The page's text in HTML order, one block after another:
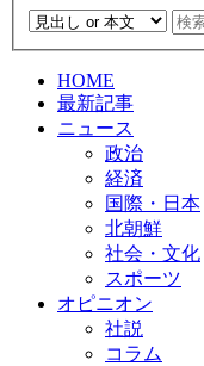
HOME
最新記事
ニュース
政治
経済
国際・日本
北朝鮮
社会・文化
スポーツ
オピニオン
社説
コラム